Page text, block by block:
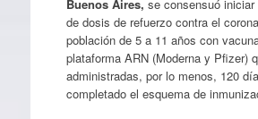
Buenos Aires, se consensuó
de dosis de refuerzo contra el
población de 5 a 11 años con
plataforma ARN (Moderna y Pfizer)
administradas, por lo menos, 120
completado el esquema de